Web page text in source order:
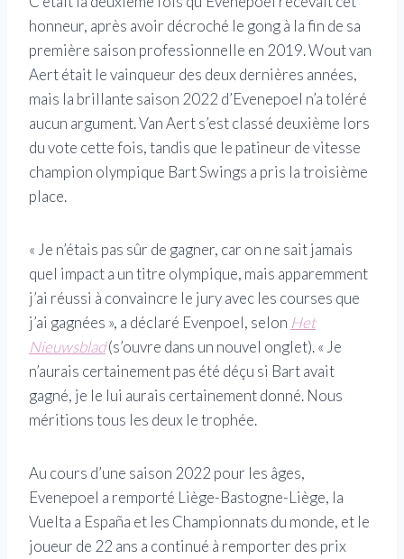
honneur, après avoir décroché le gong à la fin de sa
première saison professionnelle en 2019. Wout van
Aert était le vainqueur des deux dernières années,
mais la brillante saison 2022 d’Evenepoel n’a toléré
aucun argument. Van Aert s’est classé deuxième lors
du vote cette fois, tandis que le patineur de vitesse
champion olympique Bart Swings a pris la troisième
place.
« Je n’étais pas sûr de gagner, car on ne sait jamais
quel impact a un titre olympique, mais apparemment
j’ai réussi à convaincre le jury avec les courses que
j’ai gagnées », a déclaré Evenpoel, selon Het
Nieuwsblad(s’ouvre dans un nouvel onglet). « Je
n’aurais certainement pas été déçu si Bart avait
gagné, je le lui aurais certainement donné. Nous
méritions tous les deux le trophée.
Au cours d’une saison 2022 pour les âges,
Evenepoel a remporté Liège-Bastogne-Liège, la
Vuelta a España et les Championnats du monde, et le
joueur de 22 ans a continué à remporter des prix